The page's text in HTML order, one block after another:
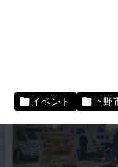
イベント 下野